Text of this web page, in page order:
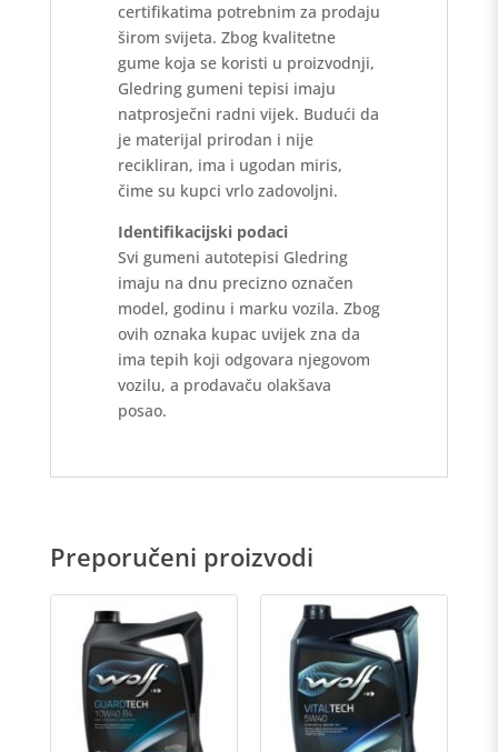
certifikatima potrebnim za prodaju
širom svijeta. Zbog kvalitetne
gume koja se koristi u proizvodnji,
Gledring gumeni tepisi imaju
natprosječni radni vijek. Budući da
je materijal prirodan i nije
recikliran, ima i ugodan miris,
čime su kupci vrlo zadovoljni.
Identifikacijski podaci
Svi gumeni autotepisi Gledring
imaju na dnu precizno označen
model, godinu i marku vozila. Zbog
ovih oznaka kupac uvijek zna da
ima tepih koji odgovara njegovom
vozilu, a prodavaču olakšava
posao.
Preporučeni proizvodi